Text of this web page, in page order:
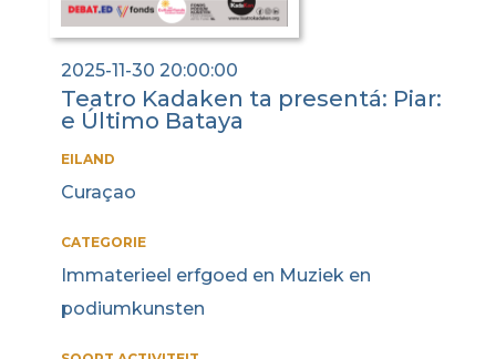
2025-11-30 20:00:00
Teatro Kadaken ta presentá: Piar:
e Último Bataya
EILAND
Curaçao
CATEGORIE
Immaterieel erfgoed en Muziek en
podiumkunsten